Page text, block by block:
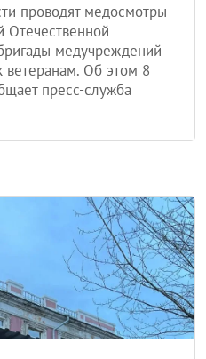
проводят медосмотры
Отечественной
медучреждений
Об этом 8
пресс-служба